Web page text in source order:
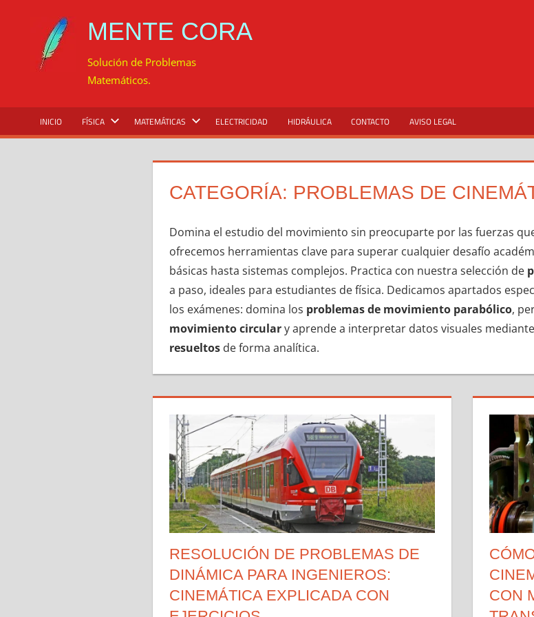
contenido
MENTE CORA
Solución de Problemas
Matemáticos.
INICIO FÍSICA MATEMÁTICAS ELECTRICIDAD HIDRÁULICA CONTACTO AVISO LEGAL
CATEGORÍA: PROBLEMAS DE
Domina el estudio del movimiento sin preocuparte por las fuerzas
ofrecemos herramientas clave para superar cualquier desafío
básicas hasta sistemas complejos. Practica con nuestra selección de
a paso, ideales para estudiantes de física. Dedicamos apartados
los exámenes: domina los problemas de movimiento parabólico,
movimiento circulary aprende a interpretar datos visuales mediante
resueltos de forma analítica.
RESOLUCIÓN DE PROBLEMAS DE
DINÁMICA PARA INGENIEROS:
CINEMÁTICA EXPLICADA CON
CON